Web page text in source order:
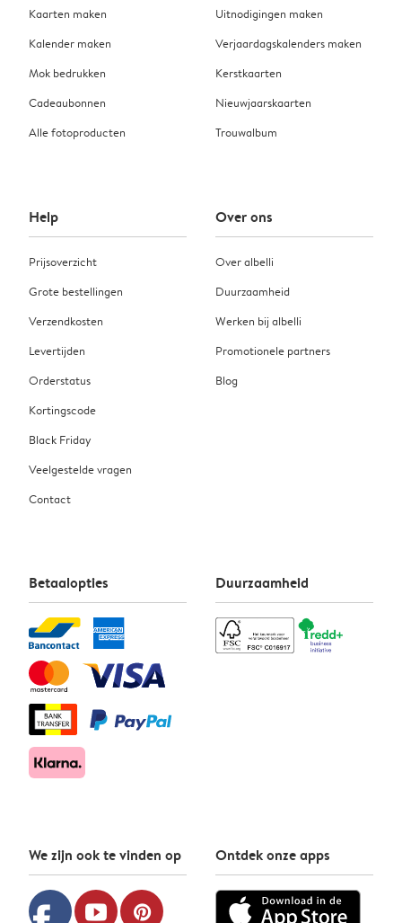
Kaarten maken
Kalender maken
Mok bedrukken
Cadeaubonnen
Alle fotoproducten
Uitnodigingen maken
Verjaardagskalenders maken
Kerstkaarten
Nieuwjaarskaarten
Trouwalbum
Help
Prijsoverzicht
Grote bestellingen
Verzendkosten
Levertijden
Orderstatus
Kortingscode
Black Friday
Veelgestelde vragen
Contact
Over ons
Over albelli
Duurzaamheid
Werken bij albelli
Promotionele partners
Blog
Betaalopties Duurzaamheid
We zijn ook te vinden op
youtube pinterest
Ontdek onze apps